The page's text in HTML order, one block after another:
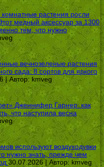
комнатные растения росли
медный аксессуар за 1300
тем, что нужно
вечнозеленые растения
сада: 8 сортов для яркого
| Автор: kmveg
Дженнифер Гарнер: как
что наступила весна
используют воздуходувки
нужно знать, прежде чем
30.07.2026 | Автор:kmveg